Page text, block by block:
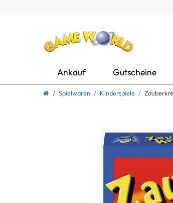
Ankauf Gutscheine
Spielwaren Kinderspiele